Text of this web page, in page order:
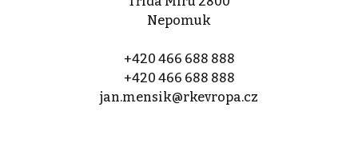
Nepomuk
+420 466 688 888
+420 466 688 888
jan.mensik@rkevropa.cz